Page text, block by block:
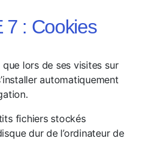
7 : Cookies
que lors de ses visites sur
automatiquement
fichiers stockés
dur de l’ordinateur de